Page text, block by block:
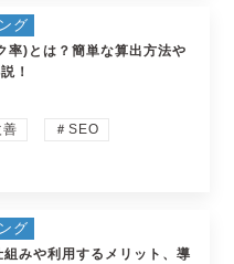
グ
率)とは？簡単な算出方法や
！
善 ＃SEO
グ
みや利用するメリット、導